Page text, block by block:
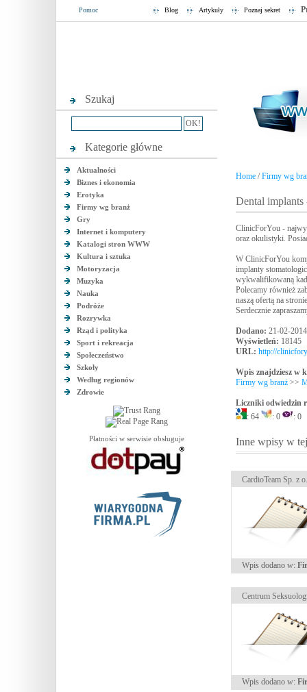
Pomoc Poznaj sekret
Artykuły
Blog
Szukaj
Kategorie główne
Aktualności
Biznes i ekonomia
Erotyka
Firmy wg branż
Gry
Internet i komputery
Katalogi stron WWW
Kultura i sztuka
Motoryzacja
Muzyka
Nauka
Podróże
Rozrywka
Rząd i polityka
Sport i rekreacja
Społeczeństwo
Szkoły
Według regionów
Zdrowie
Płatności w serwisie obsługuje
Home /Firmy wg
Dental
ClinicForYou -
oraz okulistyki.
W ClinicForYou
implanty
wykwalifikowaną
Polecamy również
naszą ofertą na
Serdecznie
Dodano: 21-02-
Wyświetleń: 18145
URL: http://
Wpis znajdziesz w
Firmy wg branż >>
Liczniki odwiedzin
: 64
: 0 : 0
Inne wpisy w
CardioTeam Sp. z
Wpis dodano w:
Centrum
Wpis dodano w: